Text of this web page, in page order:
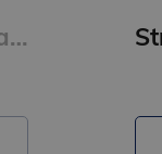
Trīs izbēgušas kapibaras